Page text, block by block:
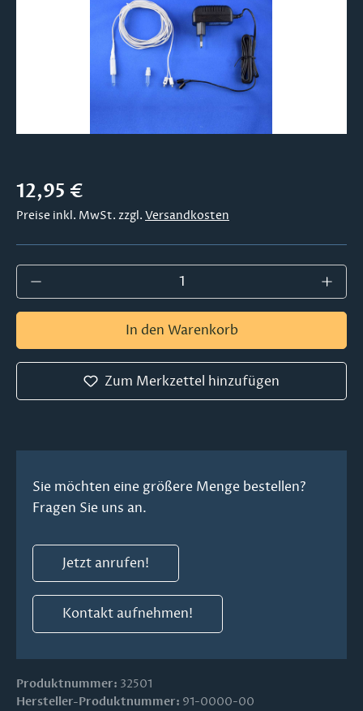
Regulärer Preis:
12,95 €
Preise inkl. MwSt. zzgl. Versandkosten
Produkt Anzahl: Gib den gewünschten
In den Warenkorb
Zum Merkzettel hinzufügen
Sie möchten eine größere Menge bestellen?
Fragen Sie uns an.
Jetzt anrufen!
Kontakt aufnehmen!
Produktnummer: 32501
Hersteller-Produktnummer: 91-0000-00